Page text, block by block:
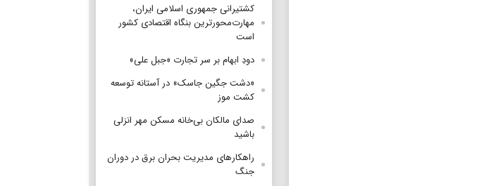
کشتیرانی جمهوری اسلامی ایران،
مهارت‌محورترین بنگاه اقتصادی کشور
است
دودِ ابهام بر سر تجارت «جبل علی»
«دشت جگین جاسک» در آستانه توسعه
کشت موز
صدای مالکان بی‌خانه مسکن مهر انزلی
باشید
راهکارهای مدیریت بحران برق در دوران
جنگ